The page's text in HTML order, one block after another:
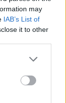
may
IAB’s List of
it to other
l’esempio di
la
sul
ai suoi
sito ufficiale
– che
il 2026.